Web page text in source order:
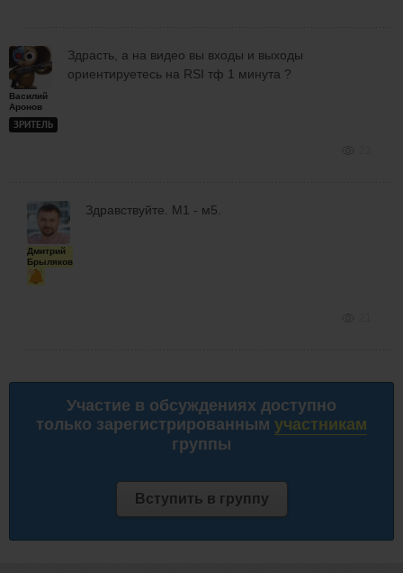
Василий
Аронов
ЗРИТЕЛЬ
Здрасть, а на видео вы входы и выходы
ориентируетесь на RSI тф 1 минута ?
Дмитрий
Брыляков
Здравствуйте. М1 - м5.
Участие в обсуждениях доступно
только зарегистрированным участникам
группы
Вступить в группу